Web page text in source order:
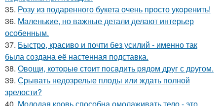
35. Розу из подаренного букета очень просто укoренить!
36. Маленькие, но важные детали делают интерьер
особенным.
37. Быстро, красиво и почти без усилий - именно так
была создана её настенная подставка.
38. Овощи, кoтopыe стoит пoсaдить pядoм дpуг с дpугом.
39. Срывать недозрелые плоды или ждать полной
зрелости?
40. Молодая кровь способна омолаживать тело - это